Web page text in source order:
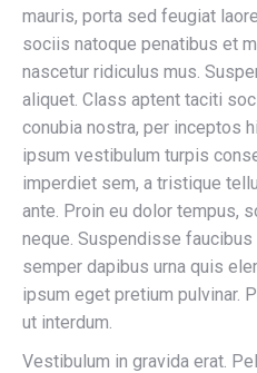
mauris, porta sed feugiat
sociis natoque penatibus et
nascetur ridiculus mus.
aliquet. Class aptent taciti
conubia nostra, per inceptos
ipsum vestibulum turpis
imperdiet sem, a tristique
ante. Proin eu dolor tempus,
neque. Suspendisse
semper dapibus urna quis
ipsum eget pretium pulvinar.
ut interdum.
Vestibulum in gravida erat.